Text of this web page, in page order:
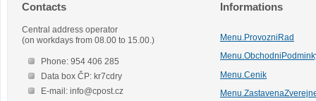
Contacts
Central address operator
(on workdays from 08.00 to 15.00.)
Phone: 954 406 285
Data box ČP: kr7cdry
E-mail: info@cpost.cz
Informations
Menu.ProvozniRad
Menu.Cenik